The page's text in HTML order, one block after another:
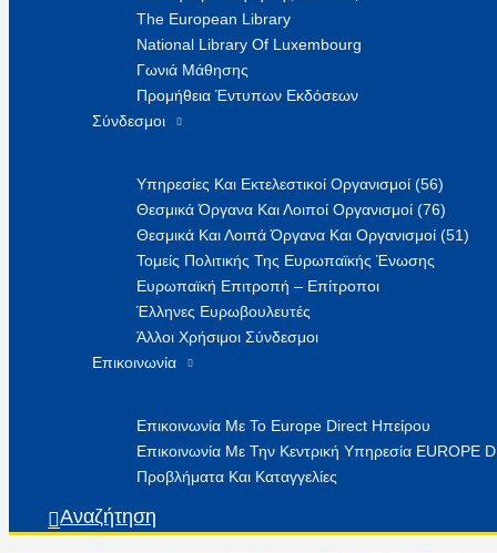
The European Library
National Library Of Luxembourg
Γωνιά Μάθησης
Προμήθεια Έντυπων Εκδόσεων
Σύνδεσμοι
Υπηρεσίες Και Εκτελεστικοί Οργανισμοί (56)
Θεσμικά Όργανα Και Λοιποί Οργανισμοί (76)
Θεσμικά Και Λοιπά Όργανα Και Οργανισμοί (51)
Τομείς Πολιτικής Της Ευρωπαϊκής Ένωσης
Ευρωπαϊκή Επιτροπή – Επίτροποι
Έλληνες Ευρωβουλευτές
Άλλοι Χρήσιμοι Σύνδεσμοι
Επικοινωνία
Επικοινωνία Με Το Europe Direct Ηπείρου
Επικοινωνία Με Την Κεντρική Υπηρεσία EUROPE
Προβλήματα Και Καταγγελίες
Αναζήτηση